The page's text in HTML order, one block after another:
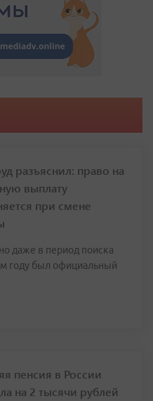
разъяснил: право на
выплату
при смене
даже в период поиска
году был официальный
пенсия в России
на 2 тысячи рублей